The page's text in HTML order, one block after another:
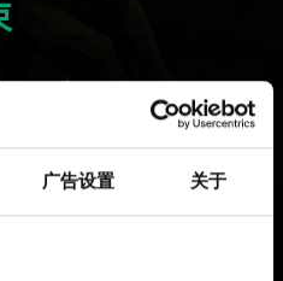
广告设置 关于
months ago
不是由网络连接断开等原因
能详细的信息。